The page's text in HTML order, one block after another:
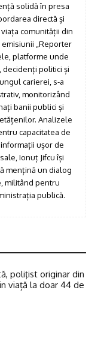
solidă în presa
directă și
comunității din
„Reporter
platforme unde
politici și
carierei, s-a
monitorizând
banii publici și
Analizele
capacitatea de
ușor de
Ionuț Jifcu își
mențină un dialog
militând pentru
publică.
poliţist originar din
viață la doar 44 de